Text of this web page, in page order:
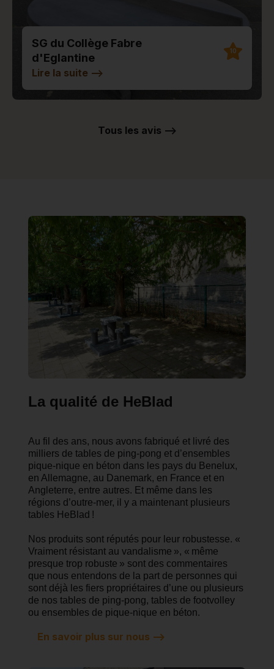
SG du Collège Fabre
d'Eglantine
10
Lire la suite -->
Tous les avis -->
La qualité de HeBlad
Au fil des ans, nous avons fabriqué et livré des
milliers de tables de ping-pong et d’ensembles
pique-nique en béton dans les pays du Benelux,
en Allemagne, au Danemark, en France et en
Angleterre, entre autres. Et même dans les
régions d’outre-mer, il y a maintenant plusieurs
tables HeBlad !
Nos produits sont réputés pour leur robustesse. «
Vraiment résistant au vandalisme », « même
presque trop robuste » sont des commentaires
que nous entendons de la part de personnes qui
sont déjà les fiers propriétaires d’une ou plusieurs
de nos tables de ping-pong, tables de footvolley
ou ensembles de pique-nique en béton.
En savoir plus sur nous -->